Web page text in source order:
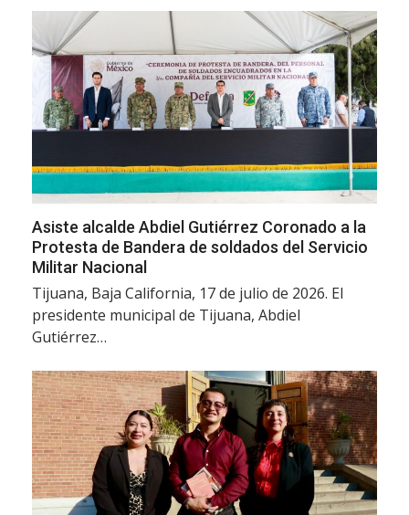
Asiste alcalde Abdiel Gutiérrez Coronado a la
Protesta de Bandera de soldados del Servicio
Militar Nacional
Tijuana, Baja California, 17 de julio de 2026. El
presidente municipal de Tijuana, Abdiel
Gutiérrez…